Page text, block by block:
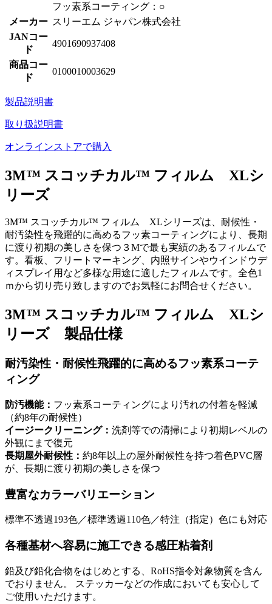
フッ素系コーティング：○
メーカー スリーエム ジャパン株式会社
JANコー
ド
4901690937408
商品コー
ド
0100010003629
製品説明書
取り扱説明書
オンラインストアで購入
3M™ スコッチカル™ フィルム XLシ
リーズ
3M™ スコッチカル™ フィルム XLシリーズは、耐候性・
耐汚染性を飛躍的に高めるフッ素コーティングにより、長期
に渡り初期の美しさを保つ３Mで最も実績のあるフィルムで
す。看板、フリートマーキング、内照サインやウインドウデ
ィスプレイ用など多様な用途に適したフィルムです。全色1
ｍから切り売り致しますのでお気軽にお問合せください。
3M™ スコッチカル™ フィルム XLシ
リーズ 製品仕様
耐汚染性・耐候性飛躍的に高めるフッ素系コーテ
ィング
防汚機能： フッ素系コーティングにより汚れの付着を軽減
（約8年の耐候性）
イージークリーニング： 洗剤等での清掃により初期レベルの
外観にまで復元
長期屋外耐候性： 約8年以上の屋外耐候性を持つ着色PVC層
が、長期に渡り初期の美しさを保つ
豊富なカラーバリエーション
標準不透過193色／標準透過110色／特注（指定）色にも対応
各種基材へ容易に施工できる感圧粘着剤
鉛及び鉛化合物をはじめとする、RoHS指令対象物質を含ん
でおりません。 ステッカーなどの作成においても安心して
ご使用いただけます。